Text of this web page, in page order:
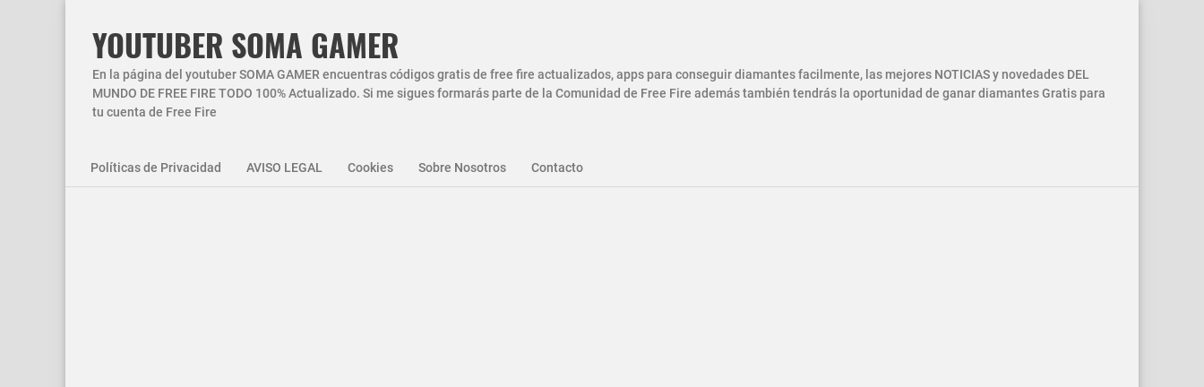
YOUTUBER SOMA GAMER
En la página del youtuber SOMA GAMER encuentras códigos gratis de free fire actualizados, apps para conseguir diamantes facilmente, las mejores NOTICIAS y novedades DEL
MUNDO DE FREE FIRE TODO 100% Actualizado. Si me sigues formarás parte de la Comunidad de Free Fire además también tendrás la oportunidad de ganar diamantes Gratis para
tu cuenta de Free Fire
Políticas de Privacidad AVISO LEGAL Cookies Sobre Nosotros Contacto